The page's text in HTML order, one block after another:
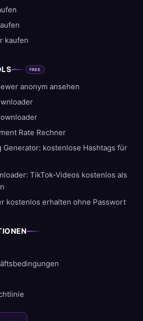
kaufen
FREE
anonym ansehen
Rate Rechner
Generator: kostenlose Hashtags für
TikTok-Videos kostenlos als
kostenlos erhalten ohne Passwort